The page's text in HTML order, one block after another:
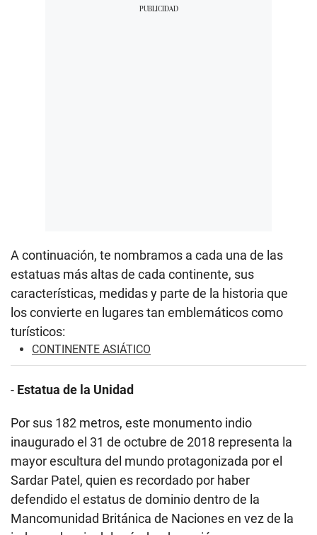
A continuación, te nombramos a cada una de las
estatuas más altas de cada continente, sus
características, medidas y parte de la historia que
los convierte en lugares tan emblemáticos como
turísticos:
CONTINENTE ASIÁTICO
- Estatua de la Unidad
Por sus 182 metros, este monumento indio
inaugurado el 31 de octubre de 2018 representa la
mayor escultura del mundo protagonizada por el
Sardar Patel, quien es recordado por haber
defendido el estatus de dominio dentro de la
Mancomunidad Británica de Naciones en vez de la